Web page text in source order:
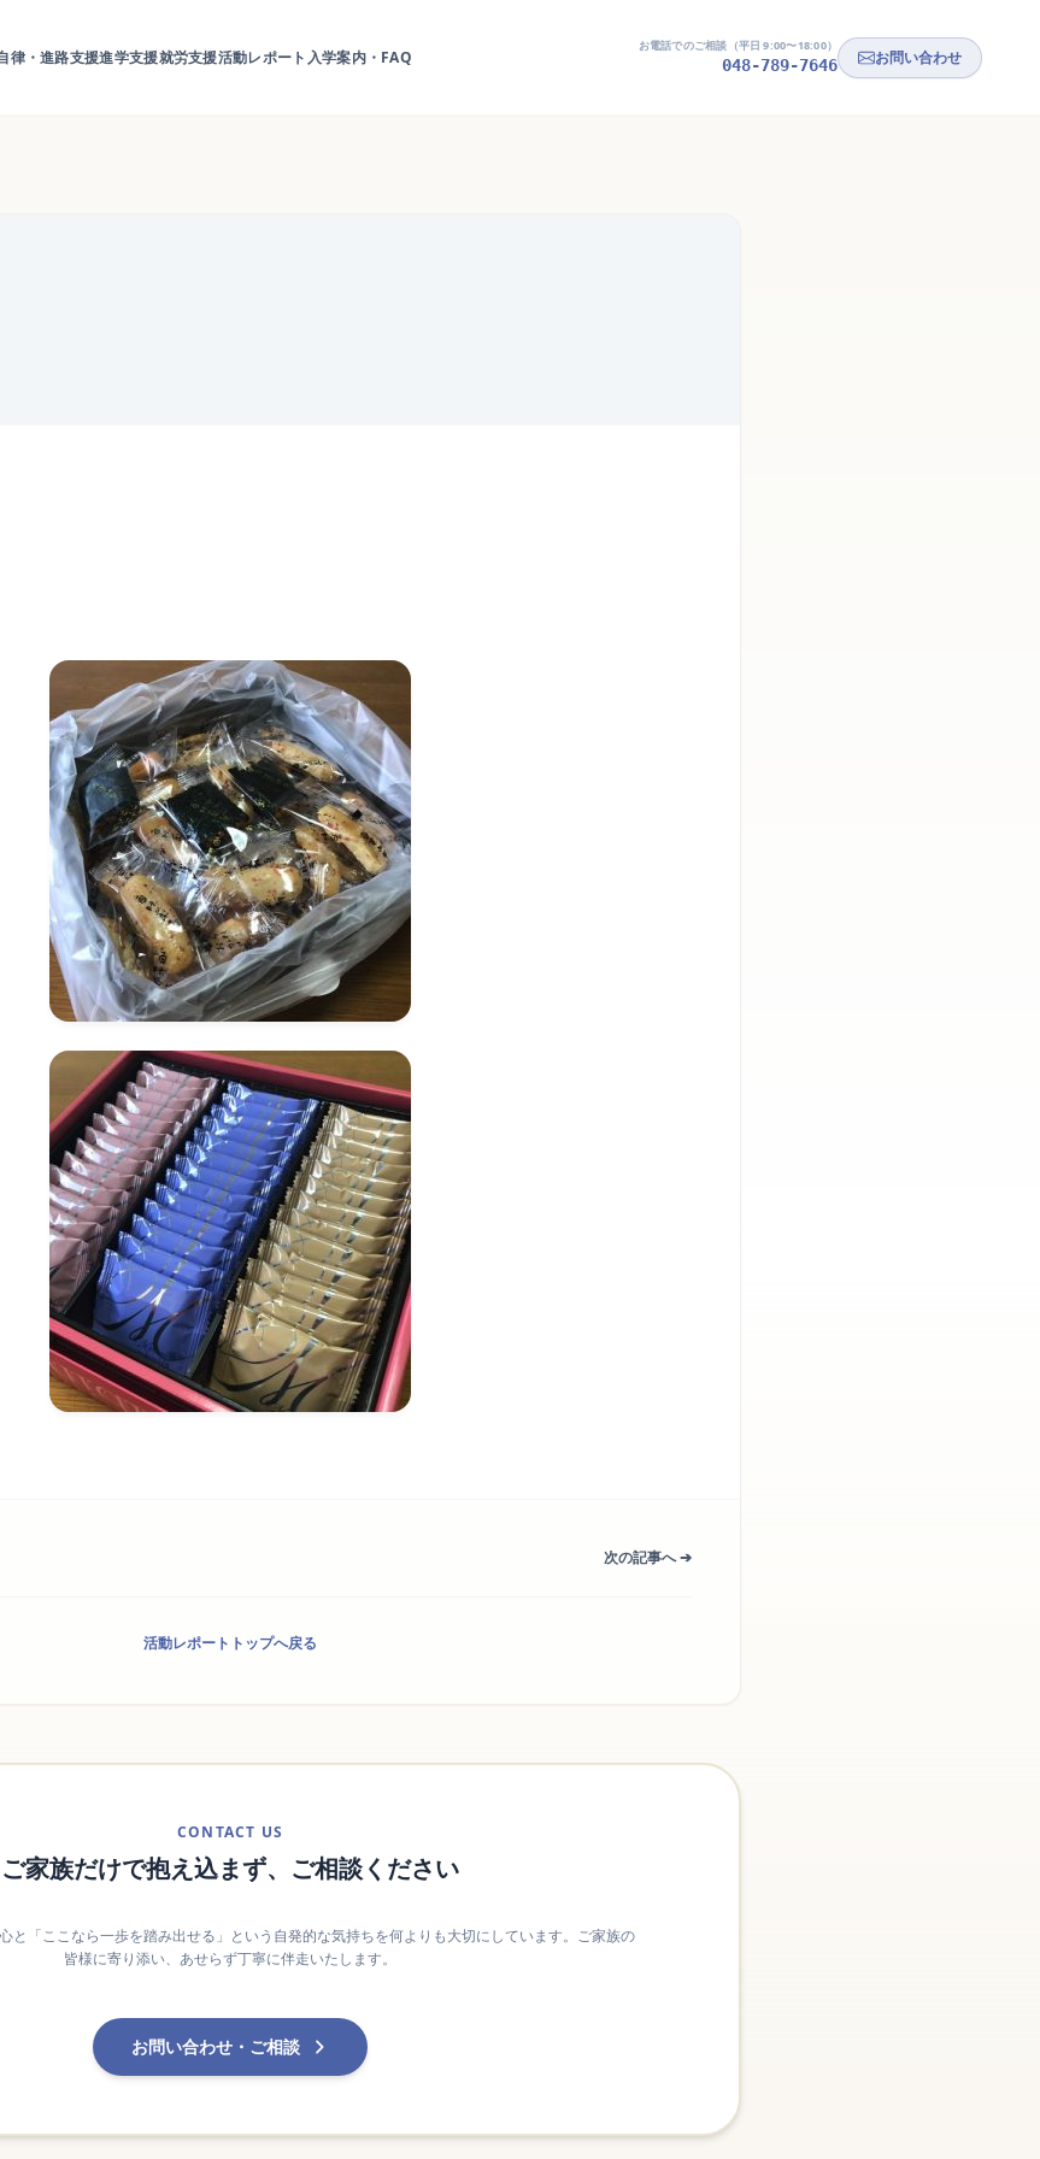
律・進路支援進学支援就労支援活動レポート 入学案内・FAQ
お電話でのご相談（平日 9:00〜18:00）
048-789-7646 お問い合わせ
次の記事へ ➔
活動レポートトップへ戻る
CONTACT US
ご家族だけで抱え込まず、ご相談ください
と「ここなら一歩を踏み出せる」という自発的な気持ちを何よりも大切にしています。ご家族の
皆様に寄り添い、あせらず丁寧に伴走いたします。
お問い合わせ・ご相談